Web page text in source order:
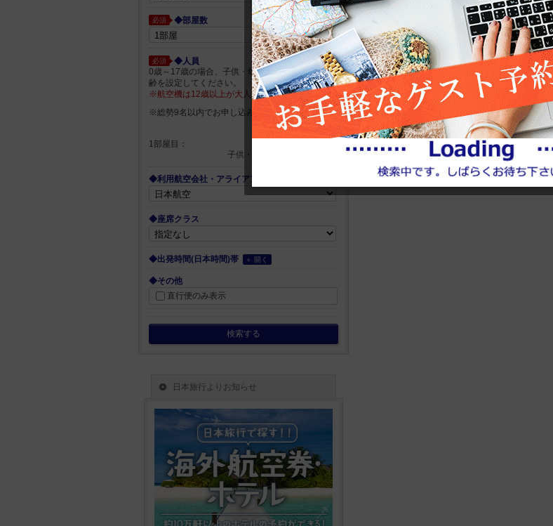
必須 ◆部屋数
必須
◆人員
0歳～17歳の場合、子供・幼児箇所に人員数、年
齢を設定してください。
※航空機は12歳以上が大人となります。
※総勢9名以内でお申し込みください
1部屋目：
子供・幼児
◆利用航空会社・アライアンス
◆座席クラス
◆出発時間(日本時間)帯 ＋ 開く
◆その他
直行便のみ表示
検索する